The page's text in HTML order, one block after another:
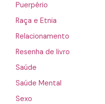
Puerpério
Raça e Etnia
Relacionamento
Resenha de livro
Saúde
Saúde Mental
Sexo